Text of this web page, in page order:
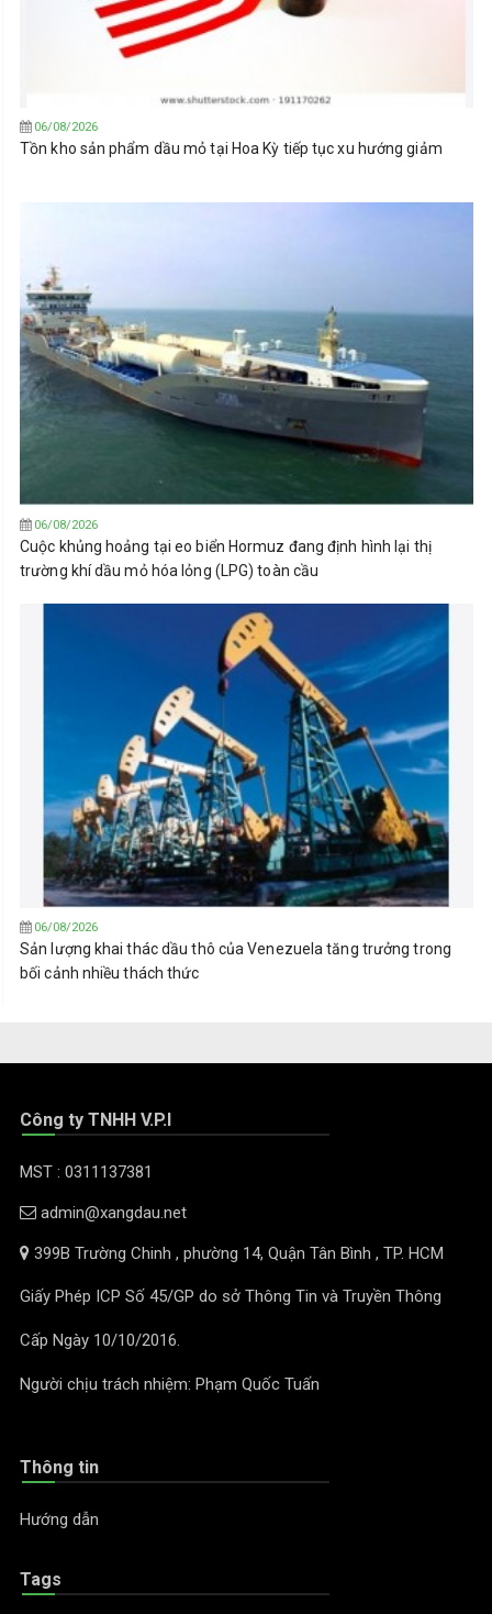
06/08/2026
Tồn kho sản phẩm dầu mỏ tại Hoa Kỳ tiếp tục xu hướng giảm
06/08/2026
Cuộc khủng hoảng tại eo biển Hormuz đang định hình lại thị
trường khí dầu mỏ hóa lỏng (LPG) toàn cầu
06/08/2026
Sản lượng khai thác dầu thô của Venezuela tăng trưởng trong
bối cảnh nhiều thách thức
Công ty TNHH V.P.I
MST : 0311137381
admin@xangdau.net
399B Trường Chinh , phường 14, Quận Tân Bình , TP. HCM
Giấy Phép ICP Số 45/GP do sở Thông Tin và Truyền Thông
Cấp Ngày 10/10/2016.
Người chịu trách nhiệm: Phạm Quốc Tuấn
Thông tin
Hướng dẫn
Tags